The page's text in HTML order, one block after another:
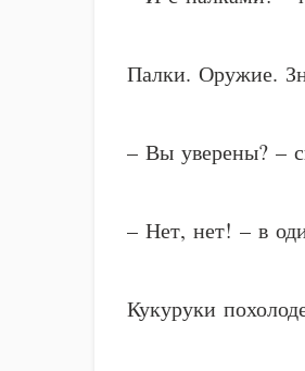
Палки. Оружие.
– Вы уверены? –
– Нет, нет! – в
Кукуруки